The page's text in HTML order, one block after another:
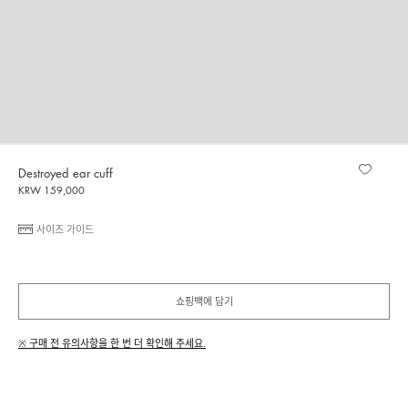
Destroyed ear cuff
KRW 159,000
사이즈 가이드
쇼핑백에 담기
※ 구매 전 유의사항을 한 번 더 확인해 주세요.